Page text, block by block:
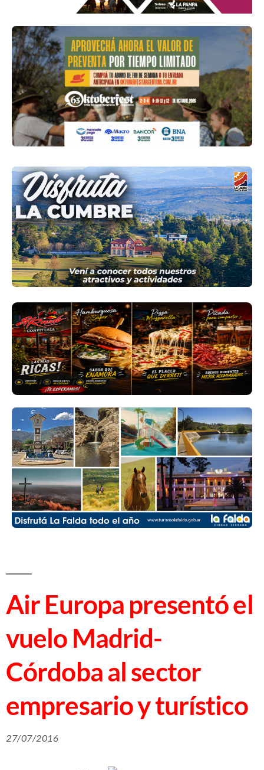
Air Europa presentó el
vuelo Madrid-
Córdoba al sector
empresario y turístico
27/07/2016